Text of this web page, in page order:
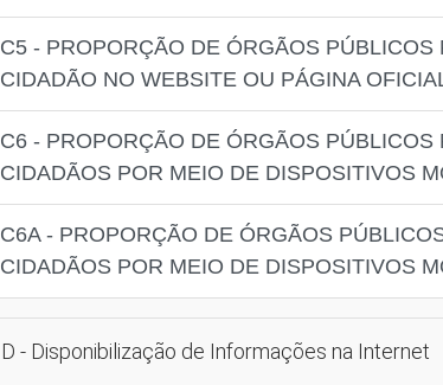
C5 - PROPORÇÃO DE ÓRGÃOS
CIDADÃO NO WEBSITE OU PÁGINA
C6 - PROPORÇÃO DE ÓRGÃOS
CIDADÃOS POR MEIO DE DISPOSITIVOS
C6A - PROPORÇÃO DE ÓRGÃOS
CIDADÃOS POR MEIO DE DISPOSITIVOS
D - Disponibilização de Informações na Internet